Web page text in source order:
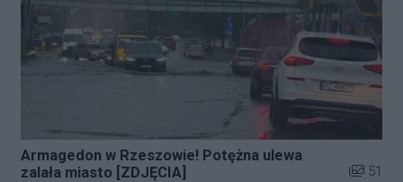
Armagedon w Rzeszowie! Potężna ulewa
zalała miasto [ZDJĘCIA]
Liczba
51